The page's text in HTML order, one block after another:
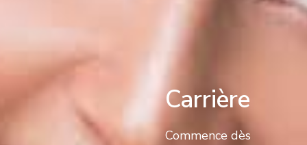
Carrière
Commence dès